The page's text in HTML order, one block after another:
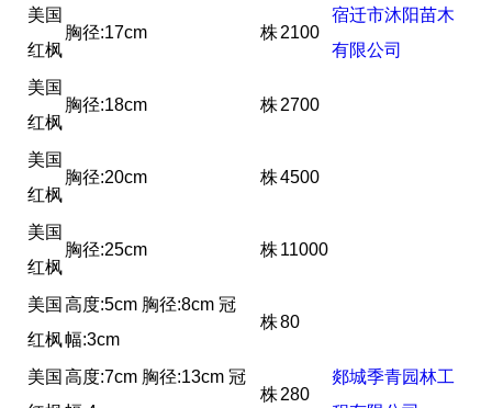
宿迁市沐阳苗木
有限公司
美国
红枫
胸径:17cm 株2100
美国
红枫
胸径:18cm 株2700
美国
红枫
胸径:20cm 株4500
美国
红枫
胸径:25cm 株11000
美国
红枫
高度:5cm 胸径:8cm 冠
幅:3cm
株80
郯城季青园林工
美国 高度:7cm 胸径:13cm 冠
株280